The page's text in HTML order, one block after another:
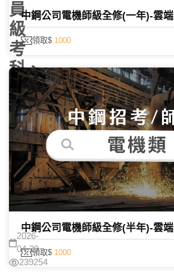
員
級
考
科、
薪
資
一
次
看
課程諮詢
2026-
04-29
239254
中鋼公司電機師級全修(一年)-雲端
領取$ 1000
中鋼公司電機師級全修(半年)-雲端
領取$ 1000